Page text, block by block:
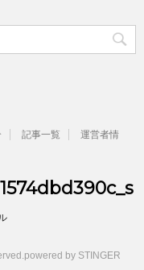
記事一覧
運営者情
powered by STINGER